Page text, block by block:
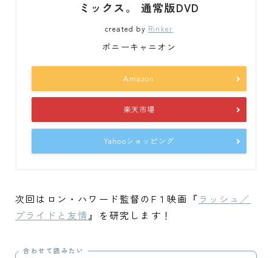
ミックス。 通常版DVD
created by Rinker
ポニーキャニオン
Amazon
楽天市場
Yahooショッピング
次回はロン・ハワード監督のF１映画『 ラッシュ／
プライドと友情 』を研究します！
合わせて読みたい